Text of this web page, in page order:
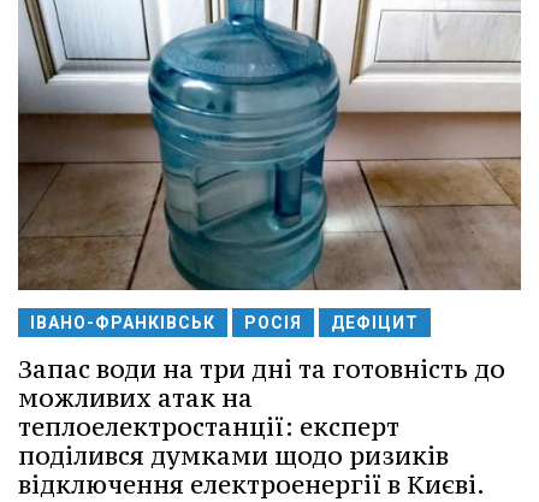
ІВАНО-ФРАНКІВСЬК РОСІЯ ДЕФІЦИТ
Запас води на три дні та готовність до
можливих атак на
теплоелектростанції: експерт
поділився думками щодо ризиків
відключення електроенергії в Києві.